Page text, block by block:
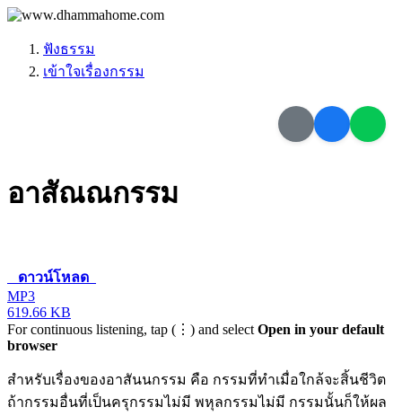
ฟังธรรม
เข้าใจเรื่องกรรม
อาสัณณกรรม
ดาวน์โหลด
MP3
619.66 KB
For continuous listening, tap (⋮) and select Open in your default
browser
สำหรับเรื่องของอาสันนกรรม คือ กรรมที่ทำเมื่อใกล้จะสิ้นชีวิต
ถ้ากรรมอื่นที่เป็นครุกรรมไม่มี พหุลกรรมไม่มี กรรมนั้นก็ให้ผล